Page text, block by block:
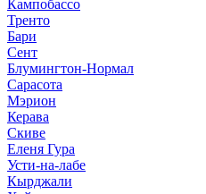
Кампобассо
Тренто
Бари
Сент
Блумингтон-Нормал
Сарасота
Мэрион
Керава
Скиве
Еленя Гура
Усти-на-лабе
Кырджали